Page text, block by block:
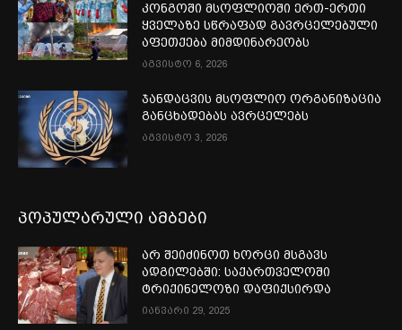
კონგოში მსოფლიოში ერთ-ერთი
ყველაზე სწრაფად გავრცელებული
აფეთქება მიმდინარეობს
აგვისტო 6, 2026
ჯანდაცვის მსოფლიო ორგანიზაცია
განცხადებას ავრცელებს
აგვისტო 3, 2026
პოპულარული ამბები
არ შეიძინოთ ხორცი მსგავს
ადგილებში: საქართველოში
ტრიქინელოზი დაფიქსირდა
იანვარი 29, 2025